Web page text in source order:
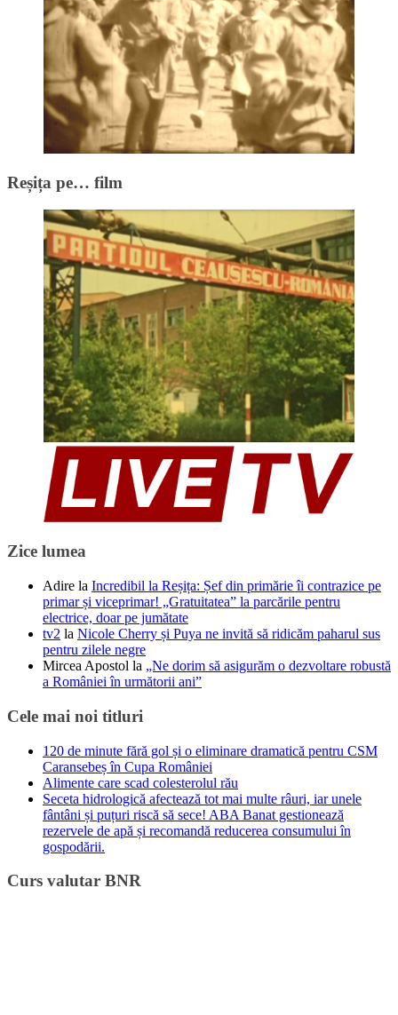
Reșița pe… film
Zice lumea
Adire la Incredibil la Reșița: Șef din primărie îi contrazice pe
primar și viceprimar! „Gratuitatea” la parcările pentru
electrice, doar pe jumătate
tv2 la Nicole Cherry și Puya ne invită să ridicăm paharul sus
pentru zilele negre
Mircea Apostol la „Ne dorim să asigurăm o dezvoltare robustă
a României în următorii ani”
Cele mai noi titluri
120 de minute fără gol și o eliminare dramatică pentru CSM
Caransebeș în Cupa României
Alimente care scad colesterolul rău
Seceta hidrologică afectează tot mai multe râuri, iar unele
fântâni și puțuri riscă să sece! ABA Banat gestionează
rezervele de apă și recomandă reducerea consumului în
gospodării.
Curs valutar BNR